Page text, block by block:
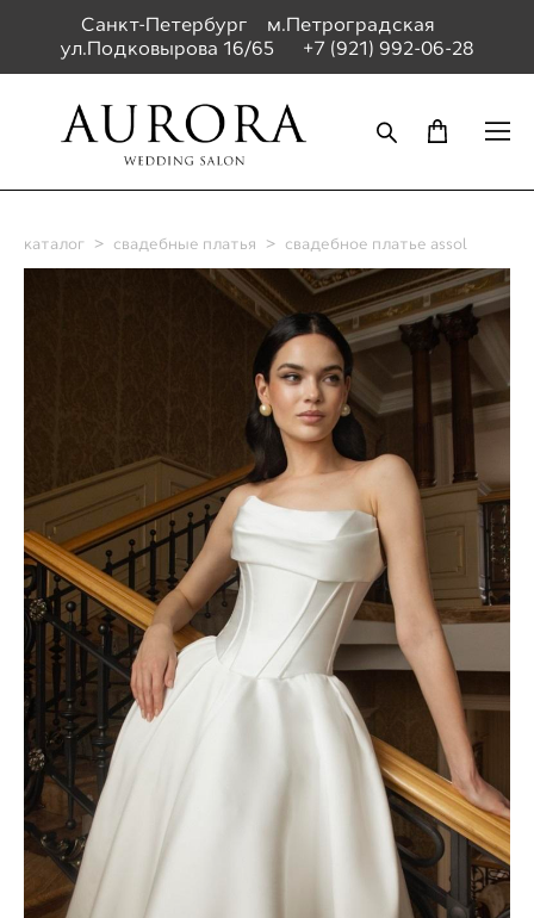
Санкт-Петербург м.Петроградская
ул.Подковырова 16/65 +7 (921) 992-06-28
каталог > свадебные платья > свадебное платье assol